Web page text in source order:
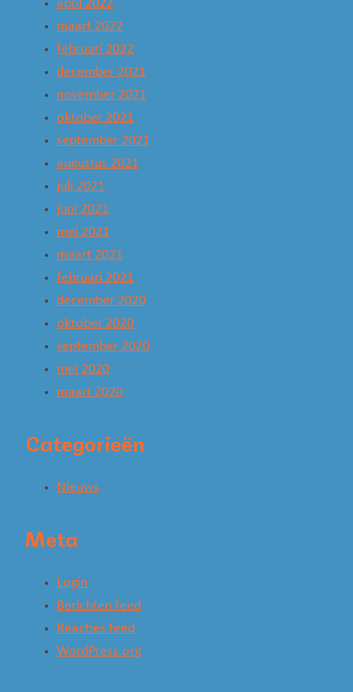
april 2022
maart 2022
februari 2022
december 2021
november 2021
oktober 2021
september 2021
augustus 2021
juli 2021
juni 2021
mei 2021
maart 2021
februari 2021
december 2020
oktober 2020
september 2020
mei 2020
maart 2020
Categorieën
Nieuws
Meta
Login
Berichten feed
Reacties feed
WordPress.org